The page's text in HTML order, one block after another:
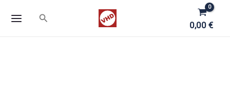
Inhalt
Suchen
0,00€